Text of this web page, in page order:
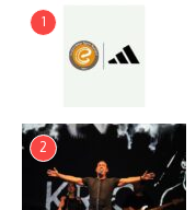
1
2